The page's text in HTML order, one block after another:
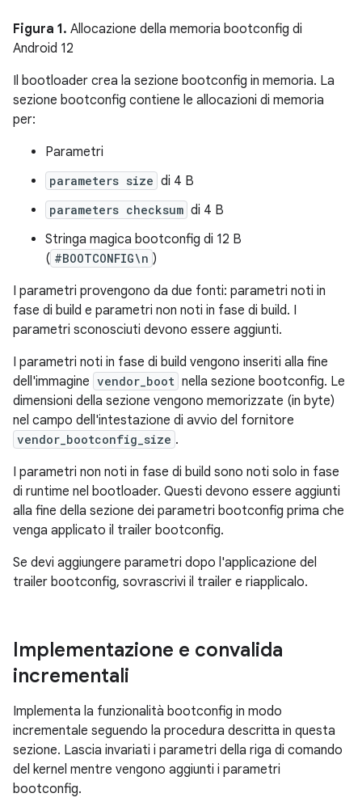
Figura 1. Allocazione della memoria bootconfig di
Android 12
Il bootloader crea la sezione bootconfig in memoria. La
sezione bootconfig contiene le allocazioni di memoria
per:
Parametri
parameters size di 4 B
parameters checksum di 4 B
Stringa magica bootconfig di 12 B
( #BOOTCONFIG\n )
I parametri provengono da due fonti: parametri noti in
fase di build e parametri non noti in fase di build. I
parametri sconosciuti devono essere aggiunti.
I parametri noti in fase di build vengono inseriti alla fine
dell'immagine vendor_boot nella sezione bootconfig. Le
dimensioni della sezione vengono memorizzate (in byte)
nel campo dell'intestazione di avvio del fornitore
vendor_bootconfig_size .
I parametri non noti in fase di build sono noti solo in fase
di runtime nel bootloader. Questi devono essere aggiunti
alla fine della sezione dei parametri bootconfig prima che
venga applicato il trailer bootconfig.
Se devi aggiungere parametri dopo l'applicazione del
trailer bootconfig, sovrascrivi il trailer e riapplicalo.
Implementazione e convalida
incrementali
Implementa la funzionalità bootconfig in modo
incrementale seguendo la procedura descritta in questa
sezione. Lascia invariati i parametri della riga di comando
del kernel mentre vengono aggiunti i parametri
bootconfig.